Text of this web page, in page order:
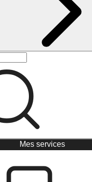
Mes services